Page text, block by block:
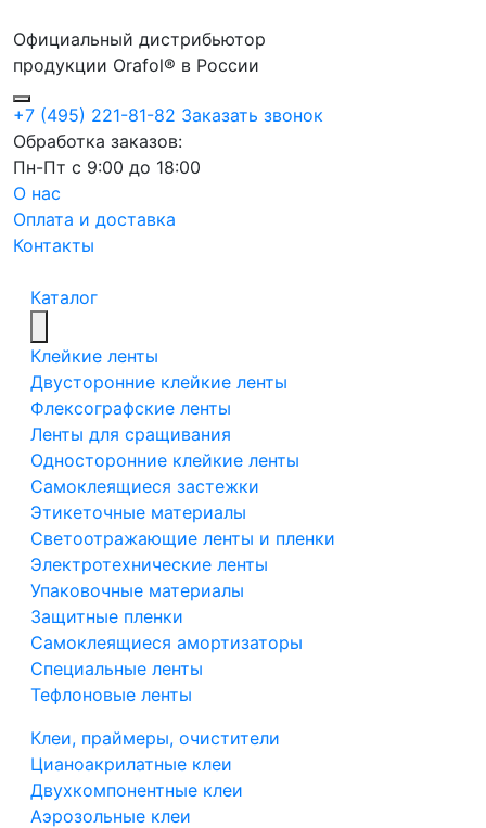
Официальный дистрибьютор
продукции Orafol® в России
+7 (495) 221-81-82 Заказать звонок
Обработка заказов:
Пн-Пт с 9:00 до 18:00
О нас
Оплата и доставка
Контакты
Каталог
Клейкие ленты
Двусторонние клейкие ленты
Флексографские ленты
Ленты для сращивания
Односторонние клейкие ленты
Самоклеящиеся застежки
Этикеточные материалы
Светоотражающие ленты и пленки
Электротехнические ленты
Упаковочные материалы
Защитные пленки
Самоклеящиеся амортизаторы
Специальные ленты
Тефлоновые ленты
Клеи, праймеры, очистители
Цианоакрилатные клеи
Двухкомпонентные клеи
Аэрозольные клеи